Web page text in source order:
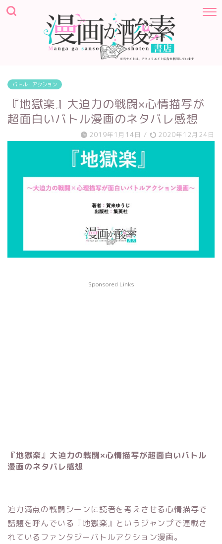
バトル・アクション
『地獄楽』大迫力の戦闘×心情描写が
超面白いバトル漫画のネタバレ感想
2019年1月14日 / 2020年12月24日
Sponsored Links
『地獄楽』大迫力の戦闘×心情描写が超面白いバトル
漫画のネタバレ感想
迫力満点の戦闘シーンに読者を考えさせる心情描写で
話題を呼んでいる『地獄楽』というジャンプで連載さ
れているファンタジーバトルアクション漫画。